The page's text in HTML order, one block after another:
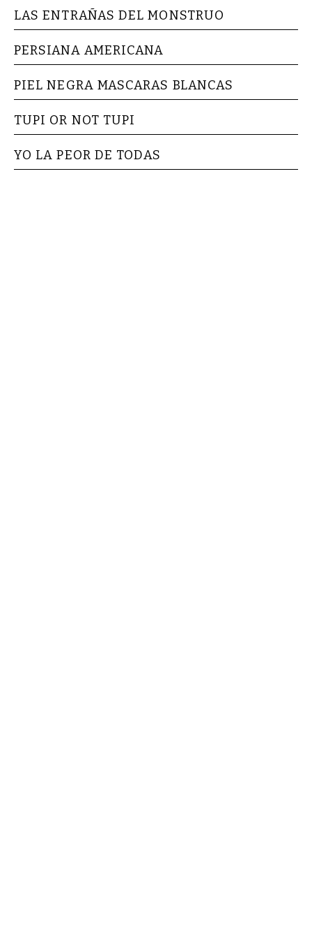
LAS ENTRAÑAS DEL MONSTRUO
PERSIANA AMERICANA
PIEL NEGRA MASCARAS BLANCAS
TUPI OR NOT TUPI
YO LA PEOR DE TODAS